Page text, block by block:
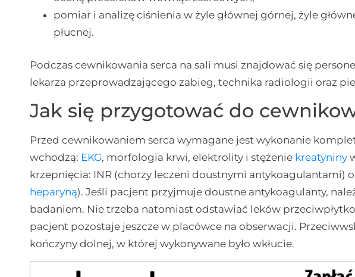
pomiar i analizę ciśnienia w żyle głównej górnej, żyle
płucnej.
Podczas cewnikowania serca na sali musi znajdować się
lekarza przeprowadzającego zabieg, technika radiologii oraz
Jak się przygotować do
Przed cewnikowaniem serca wymagane jest wykonanie
wchodzą: EKG, morfologia krwi, elektrolity i stężenie kreatyniny
krzepnięcia: INR (chorzy leczeni doustnymi antykoagulantami)
heparyną). Jeśli pacjent przyjmuje doustne antykoagulanty,
badaniem. Nie trzeba natomiast odstawiać leków
pacjent pozostaje jeszcze w placówce na obserwacji.
kończyny dolnej, w której wykonywane było wkłucie.